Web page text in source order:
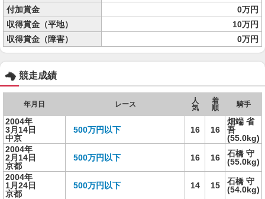
付加賞金
0万円
収得賞金（平地）
10万円
収得賞金（障害）
0万円
競走成績
年月日 レース
人
気
着
順
騎手
2004年
3月14日
中京
500万円以下 16 16
畑端 省
吾
(55.0kg)
2004年
2月14日
京都
500万円以下 16 16
石橋 守
(55.0kg)
2004年
1月24日
京都
500万円以下 14 15
石橋 守
(54.0kg)